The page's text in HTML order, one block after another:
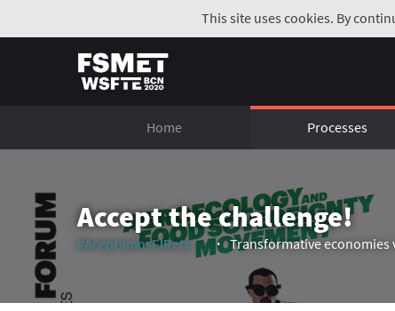
This site uses cookies. By
Home Processes
Accept the challenge!
#AceptamosElReto
(External link)
Transformative economies